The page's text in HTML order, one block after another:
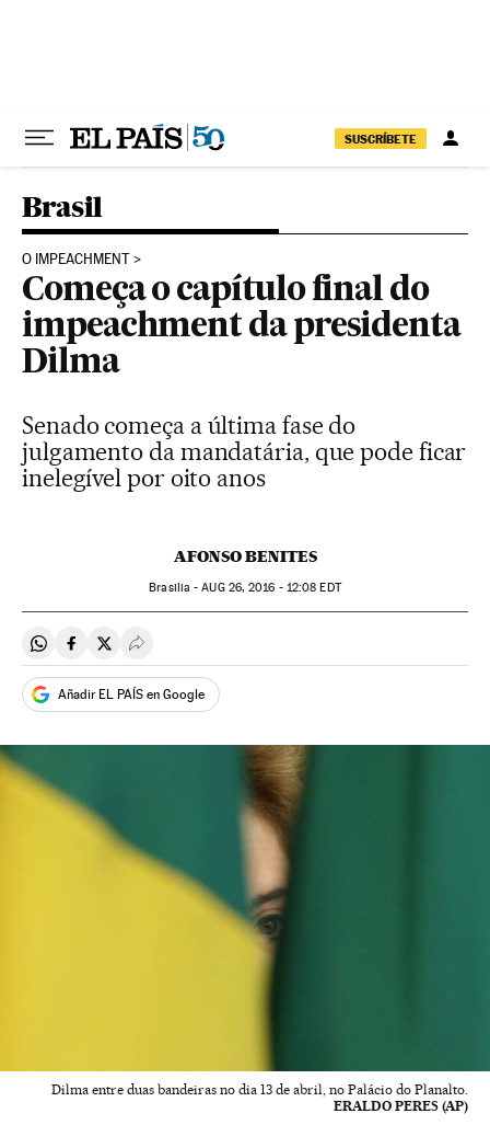
SUSCRÍBETE
Brasil
O IMPEACHMENT
Começa o capítulo final do
impeachment da presidenta
Dilma
Senado começa a última fase do
julgamento da mandatária, que pode ficar
inelegível por oito anos
AFONSO BENITES
Brasilia -AUG26, 2016 - 12:08 EDT
Compartir en Whatsapp
Compartir en Facebook
Compartir en Twitter
Desplegar Redes Sociales
Añadir EL PAÍS en Google
Dilma entre duas bandeiras no dia 13 de abril, no Palácio do Planalto.
ERALDO PERES (AP)